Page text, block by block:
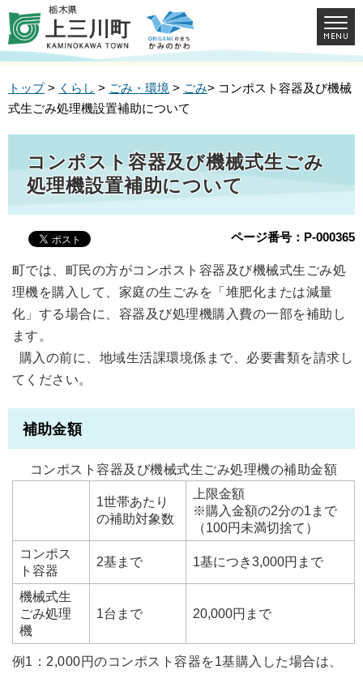
トップ> くらし > ごみ・環境 > ごみ> コンポスト容器及び機械
式生ごみ処理機設置補助について
コンポスト容器及び機械式生ごみ
処理機設置補助について
ページ番号：P-000365
町では、町民の方がコンポスト容器及び機械式生ごみ処
理機を購入して、家庭の生ごみを「堆肥化または減量
化」する場合に、容器及び処理機購入費の一部を補助し
ます。
購入の前に、地域生活課環境係まで、必要書類を請求し
てください。
補助金額
コンポスト容器及び機械式生ごみ処理機の補助金額
1世帯あたり
の補助対象数
上限金額
※購入金額の2分の1まで
（100円未満切捨て）
コンポス
ト容器
2基まで 1基につき3,000円まで
機械式生
ごみ処理
機
1台まで 20,000円まで
例1：2,000円のコンポスト容器を1基購入した場合は、